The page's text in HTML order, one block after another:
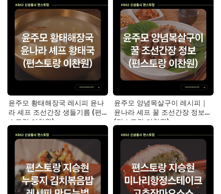
윤주모 황태해장국 레시피 윤나
라 셰프 조선간장 생들기름 (편
스토랑 이찬원)
윤주모 양념목살구이 레시피｜
윤나라 셰프 꿀 조선간장 정보
(편스토랑 이찬원)